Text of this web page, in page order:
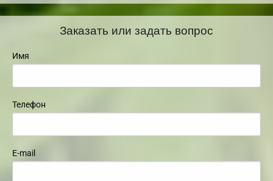
Заказать или задать вопрос
Имя
Телефон
E-mail